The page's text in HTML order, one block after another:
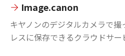
Image.canon
キヤノンのデジタルカメラで
レスに保存できるクラウドサー